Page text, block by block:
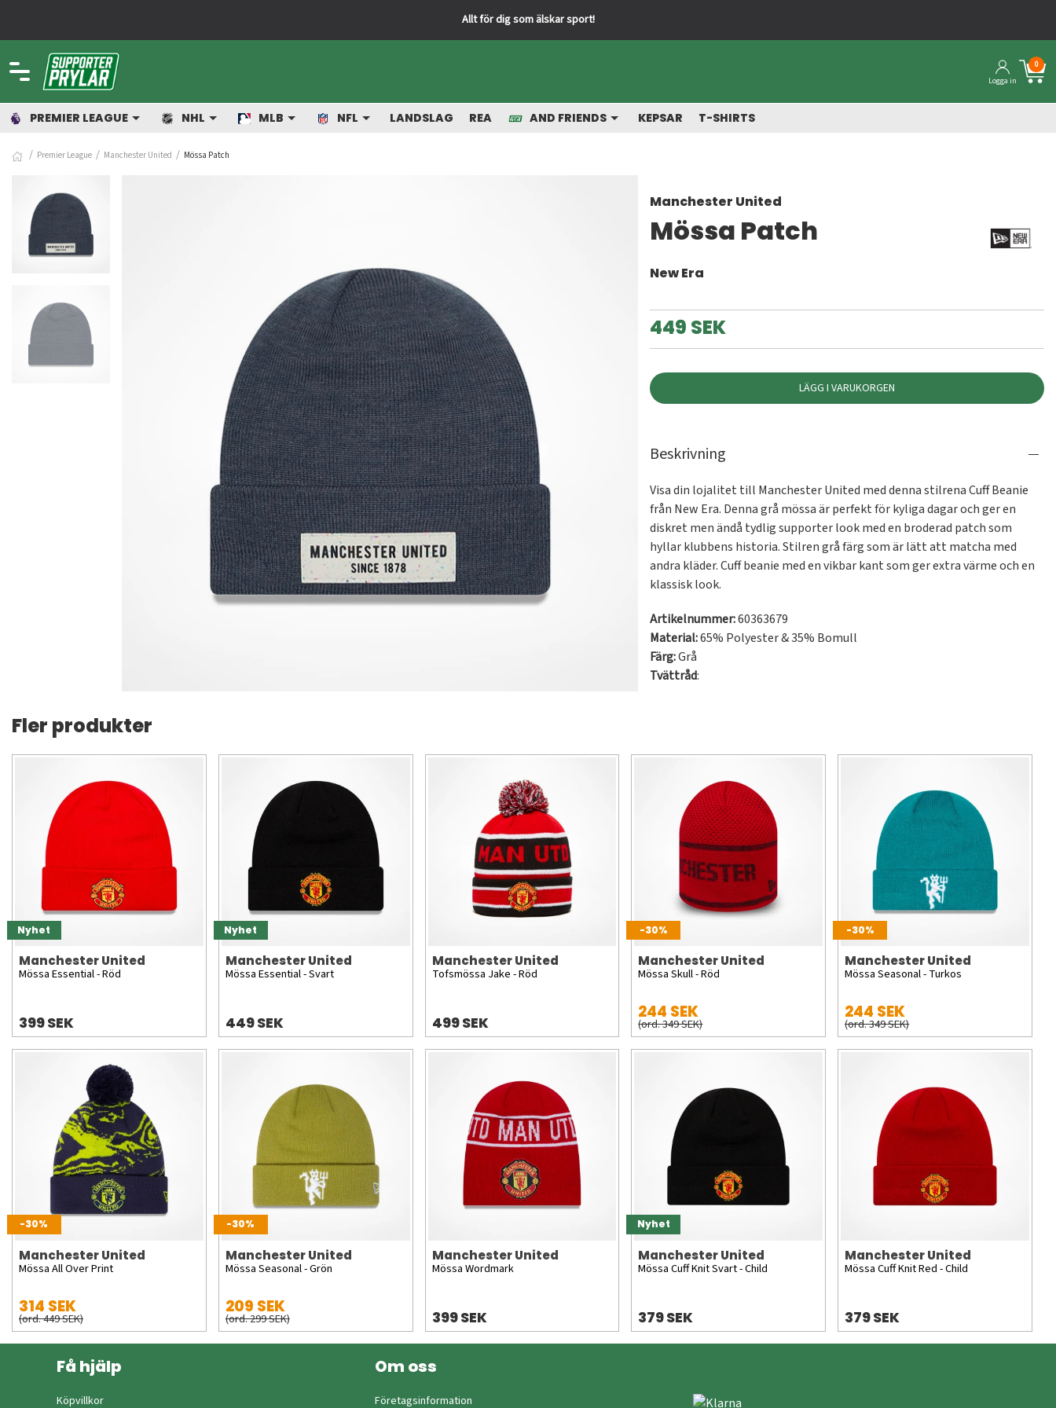
Logga in
0
PREMIER LEAGUE NHL MLB NFL LANDSLAG REA AND FRIENDS KEPSAR T-SHIRTS
Premier League Manchester United Mössa Patch
Manchester United
Mössa Patch
New Era
449 SEK
LÄGG I VARUKORGEN
Beskrivning
Visa din lojalitet till Manchester United med denna stilrena Cuff Beanie
från New Era. Denna grå mössa är perfekt för kyliga dagar och ger en
diskret men ändå tydlig supporter look med en broderad patch som
hyllar klubbens historia. Stilren grå färg som är lätt att matcha med
andra kläder. Cuff beanie med en vikbar kant som ger extra värme och en
klassisk look.
Artikelnummer:60363679
Material:65% Polyester & 35% Bomull
Färg:Grå
Tvättråd:
Fler produkter
Nyhet
Manchester United
Mössa Essential - Röd
399 SEK
Nyhet
Manchester United
Mössa Essential - Svart
449 SEK
Manchester United
Tofsmössa Jake - Röd
499 SEK
-30%
Manchester United
Mössa Skull - Röd
244 SEK
(ord. 349 SEK)
-30%
Manchester United
Mössa Seasonal - Turkos
244 SEK
(ord. 349 SEK)
-30%
Manchester United
Mössa All Over Print
314 SEK
(ord. 449 SEK)
-30%
Manchester United
Mössa Seasonal - Grön
209 SEK
(ord. 299 SEK)
Manchester United
Mössa Wordmark
399 SEK
Nyhet
Manchester United
Mössa Cuff Knit Svart - Child
379 SEK
Manchester United
Mössa Cuff Knit Red - Child
379 SEK
Få hjälp
Köpvillkor
Om oss
Företagsinformation